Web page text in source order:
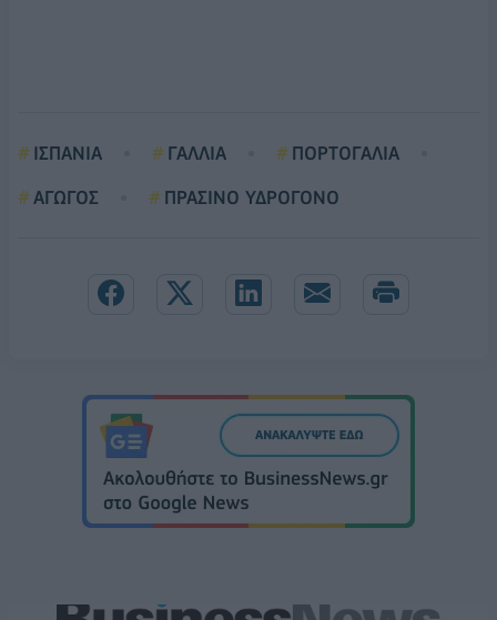
ΙΣΠΑΝΙΑ ΓΑΛΛΙΑ
ΠΟΡΤΟΓΑΛΙΑ
ΑΓΩΓΟΣ
ΠΡΑΣΙΝΟ ΥΔΡΟΓΟΝΟ